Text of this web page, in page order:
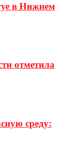
в Нижнем
отметила
среду: